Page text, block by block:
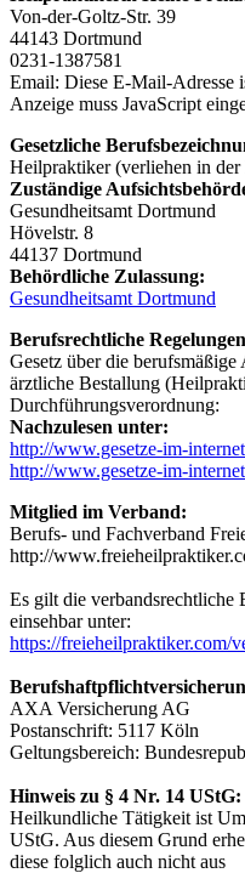
Von-der-Goltz-Str. 39
44143 Dortmund
0231-1387581
Email: Diese E-Mail-Adresse
Anzeige muss JavaScript
Gesetzliche
Heilpraktiker (verliehen in
Zuständige
Gesundheitsamt Dortmund
Hövelstr. 8
44137 Dortmund
Behördliche Zulassung:
Gesundheitsamt Dortmund
Berufsrechtliche
Gesetz über die
ärztliche Bestallung
Durchführungsverordnung:
Nachzulesen unter:
http://www.gesetze-im-
http://www.gesetze-im-
Mitglied im Verband:
Berufs- und Fachverband
http://
Es gilt die verbandsrechtliche
einsehbar unter:
https://freieheilpraktiker.com/
AXA Versicherung AG
Postanschrift: 5117 Köln
Geltungsbereich:
Hinweis zu § 4 Nr. 14 UStG:
Heilkundliche Tätigkeit ist
UStG. Aus diesem Grund
diese folglich auch nicht aus